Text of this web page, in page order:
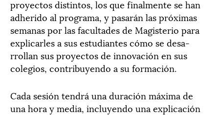
proyectos distintos, los que finalmente se han
adherido al programa, y pasarán las próximas
semanas por las facultades de Magisterio para
explicarles a sus estudiantes cómo se desa-
rrollan sus proyectos de innovación en sus
colegios, contribuyendo a su formación.
Cada sesión tendrá una duración máxima de
una hora y media, incluyendo una explicación